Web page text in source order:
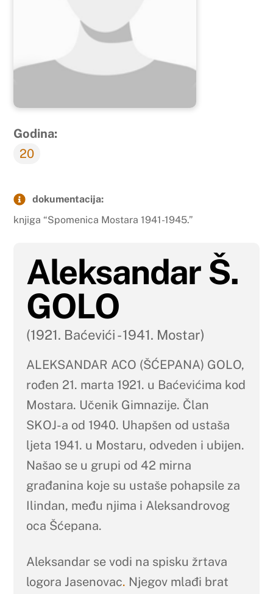
Godina:
20
dokumentacija:
knjiga “Spomenica Mostara 1941-1945.”
Aleksandar Š.
GOLO
(1921. Baćevići - 1941. Mostar)
ALEKSANDAR ACO (ŠĆEPANA) GOLO,
rođen 21. marta 1921. u Baćevićima kod
Mostara. Učenik Gimnazije. Član
SKOJ-a od 1940. Uhapšen od ustaša
ljeta 1941. u Mostaru, odveden i ubijen.
Našao se u grupi od 42 mirna
građanina koje su ustaše pohapsile za
Ilindan, među njima i Aleksandrovog
oca Šćepana.
Aleksandar se vodi na spisku žrtava
logora Jasenovac. Njegov mlađi brat